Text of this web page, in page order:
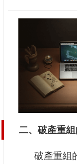
二、破產重
破產重組